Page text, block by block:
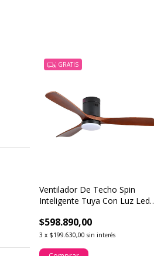
GRATIS
Ventilador De Techo Spin
Inteligente Tuya Con Luz Led
$598.890,00
3 x $199.630,00 sin interés